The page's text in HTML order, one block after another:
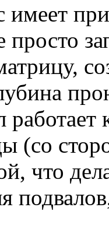
имеет
просто
(со
что